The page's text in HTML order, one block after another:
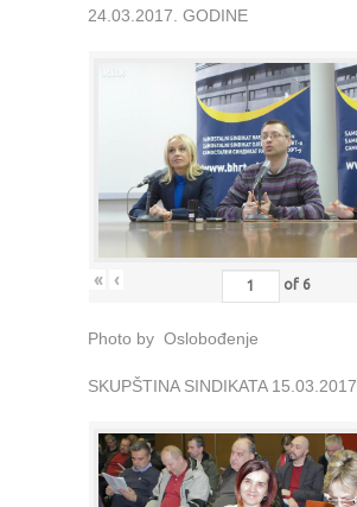
24.03.2017. GODINE
« ‹ of 6
Photo by Oslobođenje
SKUPŠTINA SINDIKATA 15.03.2017.